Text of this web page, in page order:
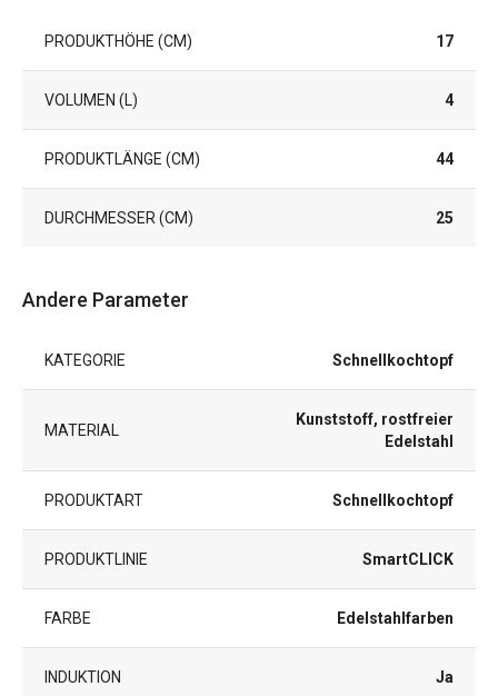
PRODUKTHÖHE (CM) 17
VOLUMEN (L) 4
PRODUKTLÄNGE (CM) 44
DURCHMESSER (CM) 25
Andere Parameter
KATEGORIE Schnellkochtopf
MATERIAL
Kunststoff, rostfreier
Edelstahl
PRODUKTART Schnellkochtopf
PRODUKTLINIE SmartCLICK
FARBE Edelstahlfarben
INDUKTION Ja